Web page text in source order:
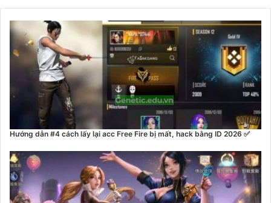
Hướng dẫn #4 cách lấy lại acc Free Fire bị mất, hack bằng ID 2026 ✅